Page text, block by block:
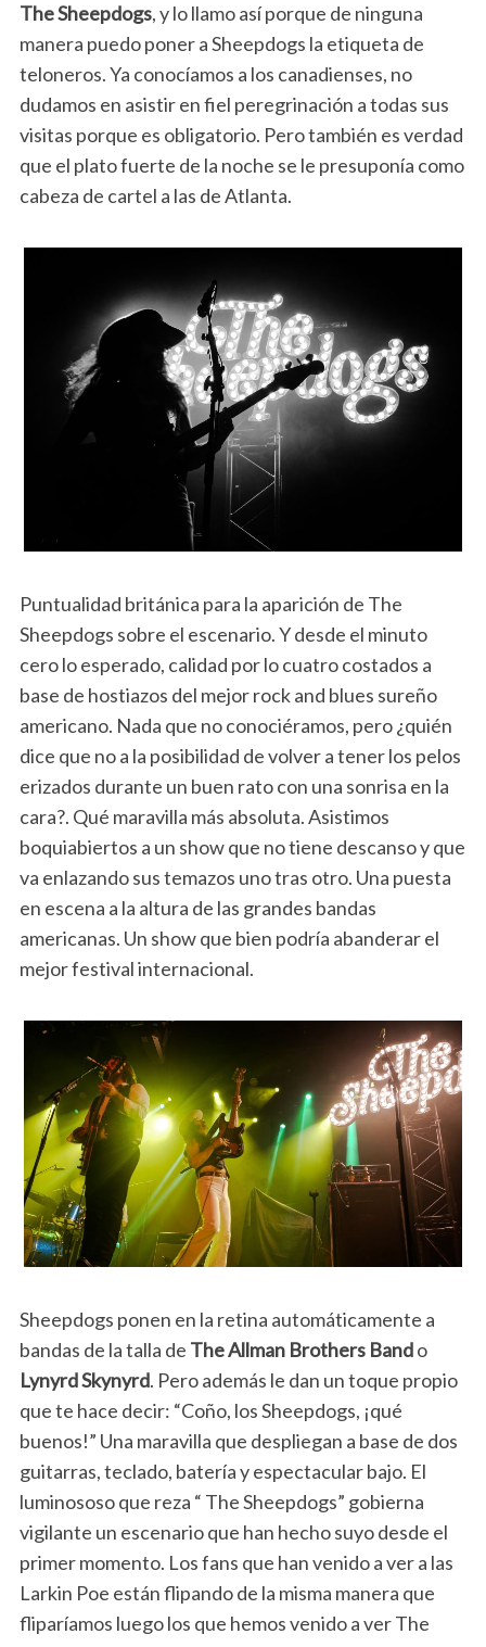
The Sheepdogs, y lo llamo así porque de ninguna
manera puedo poner a Sheepdogs la etiqueta de
teloneros. Ya conocíamos a los canadienses, no
dudamos en asistir en fiel peregrinación a todas sus
visitas porque es obligatorio. Pero también es verdad
que el plato fuerte de la noche se le presuponía como
cabeza de cartel a las de Atlanta.
Puntualidad británica para la aparición de The
Sheepdogs sobre el escenario. Y desde el minuto
cero lo esperado, calidad por lo cuatro costados a
base de hostiazos del mejor rock and blues sureño
americano. Nada que no conociéramos, pero ¿quién
dice que no a la posibilidad de volver a tener los pelos
erizados durante un buen rato con una sonrisa en la
cara?. Qué maravilla más absoluta. Asistimos
boquiabiertos a un show que no tiene descanso y que
va enlazando sus temazos uno tras otro. Una puesta
en escena a la altura de las grandes bandas
americanas. Un show que bien podría abanderar el
mejor festival internacional.
Sheepdogs ponen en la retina automáticamente a
bandas de la talla de The Allman Brothers Bando
Lynyrd Skynyrd. Pero además le dan un toque propio
que te hace decir: “Coño, los Sheepdogs, ¡qué
buenos!” Una maravilla que despliegan a base de dos
guitarras, teclado, batería y espectacular bajo. El
luminososo que reza “ The Sheepdogs” gobierna
vigilante un escenario que han hecho suyo desde el
primer momento. Los fans que han venido a ver a las
Larkin Poe están flipando de la misma manera que
fliparíamos luego los que hemos venido a ver The